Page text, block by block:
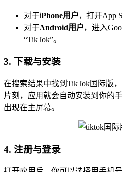
对于iPhone用户，打开App
对于Android用户，进入
“TikTok”。
3. 下载与安装
在搜索结果中找到TikTok国际版
片刻，应用就会自动安装到你的
出现在主屏幕。
4. 注册与登录